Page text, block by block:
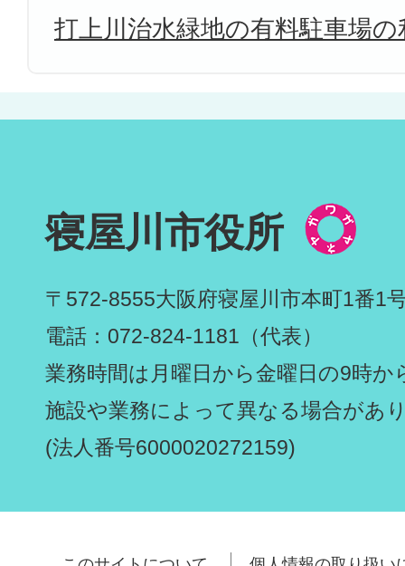
打上川治水緑地の有料駐車場
寝屋川市役所
〒572-8555大阪府寝屋川市本町1番1
電話：072-824-1181（代表）
業務時間は月曜日から金曜日の9時か
施設や業務によって異なる場合があ
(法人番号6000020272159)